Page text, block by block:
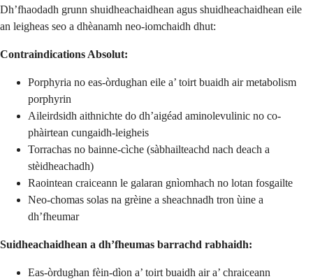
Dh’fhaodadh grunn shuidheachaidhean agus shuidheachaidhean eile
an leigheas seo a dhèanamh neo-iomchaidh dhut:
Contraindications Absolut:
Porphyria no eas-òrdughan eile a’ toirt buaidh air metabolism
porphyrin
Aileirdsidh aithnichte do dh’aigéad aminolevulinic no co-
phàirtean cungaidh-leigheis
Torrachas no bainne-cìche (sàbhailteachd nach deach a
stèidheachadh)
Raointean craiceann le galaran gnìomhach no lotan fosgailte
Neo-chomas solas na grèine a sheachnadh tron ùine a
dh’fheumar
Suidheachaidhean a dh’fheumas barrachd rabhaidh:
Eas-òrdughan fèin-dìon a’ toirt buaidh air a’ chraiceann